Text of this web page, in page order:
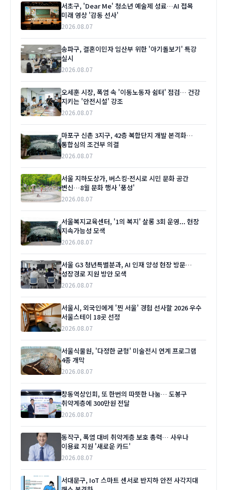
서초구, 'Dear Me' 청소년 예술제 성료…AI 접목
미래 영상 '감동 선사'
2026.08.07
송파구, 결혼이민자 임산부 위한 '아기돌보기' 특강
실시
2026.08.07
오세훈 시장, 폭염 속 '이동노동자 쉼터' 점검… 건강
지키는 '안전시설' 강조
2026.08.07
마포구 신촌 3지구, 42층 복합단지 개발 본격화…
통합심의 조건부 의결
2026.08.07
서울 지하도상가, 버스킹·전시로 시민 문화 공간
변신…8월 문화 행사 '풍성'
2026.08.07
서울복지교육센터, '1의 복지' 살롱 3회 운영... 현장
지속가능성 모색
2026.08.07
서울 G3 청년특별분과, AI 인재 양성 현장 방문…
성장경로 지원 방안 모색
2026.08.07
서울시, 외국인에게 '찐 서울' 경험 선사할 2026 우수
서울스테이 18곳 선정
2026.08.07
서울식물원, '다정한 균형' 미술전시 연계 프로그램
4종 개막
2026.08.07
창동역상인회, 또 한번의 따뜻한 나눔… 도봉구
취약계층에 300만원 전달
2026.08.07
동작구, 폭염 대비 취약계층 보호 총력… 사우나
이용료 지원 '새로운 카드'
2026.08.07
서대문구, IoT 스마트 센서로 반지하 안전 사각지대